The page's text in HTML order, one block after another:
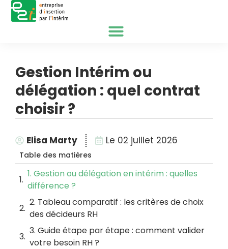
Entreprise
Intérimaire
À Propos
S’inscrire
Nous Contacter
Gestion Intérim ou
délégation : quel contrat
choisir ?
Elisa Marty Le 02 juillet 2026
Table des matières
1. Gestion ou délégation en intérim : quelles
différence ?
2. Tableau comparatif : les critères de choix
des décideurs RH
3. Guide étape par étape : comment valider
votre besoin RH ?